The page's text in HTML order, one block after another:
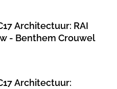
Architectuur: RAI
- Benthem Crouwel
Architectuur: